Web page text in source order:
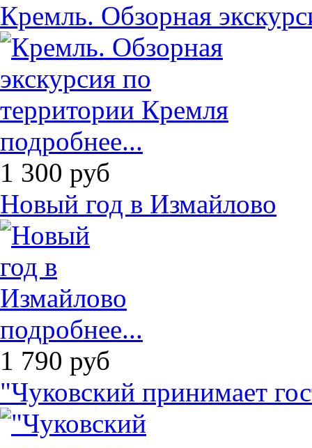
Кремль. Обзорная
подробнее...
1 300 руб
Новый год в Измайлово
подробнее...
1 790 руб
"Чуковский принимает